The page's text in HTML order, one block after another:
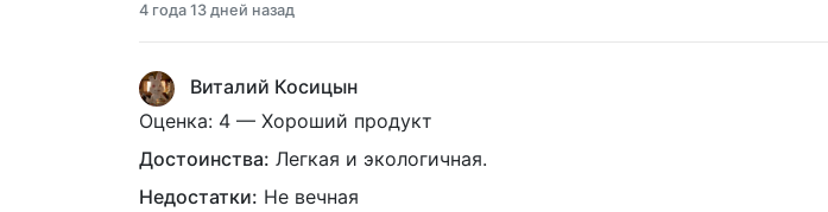
4 года 13 дней назад
Виталий Косицын
Оценка: 4 — Хороший продукт
Достоинства: Легкая и экологичная.
Недостатки: Не вечная